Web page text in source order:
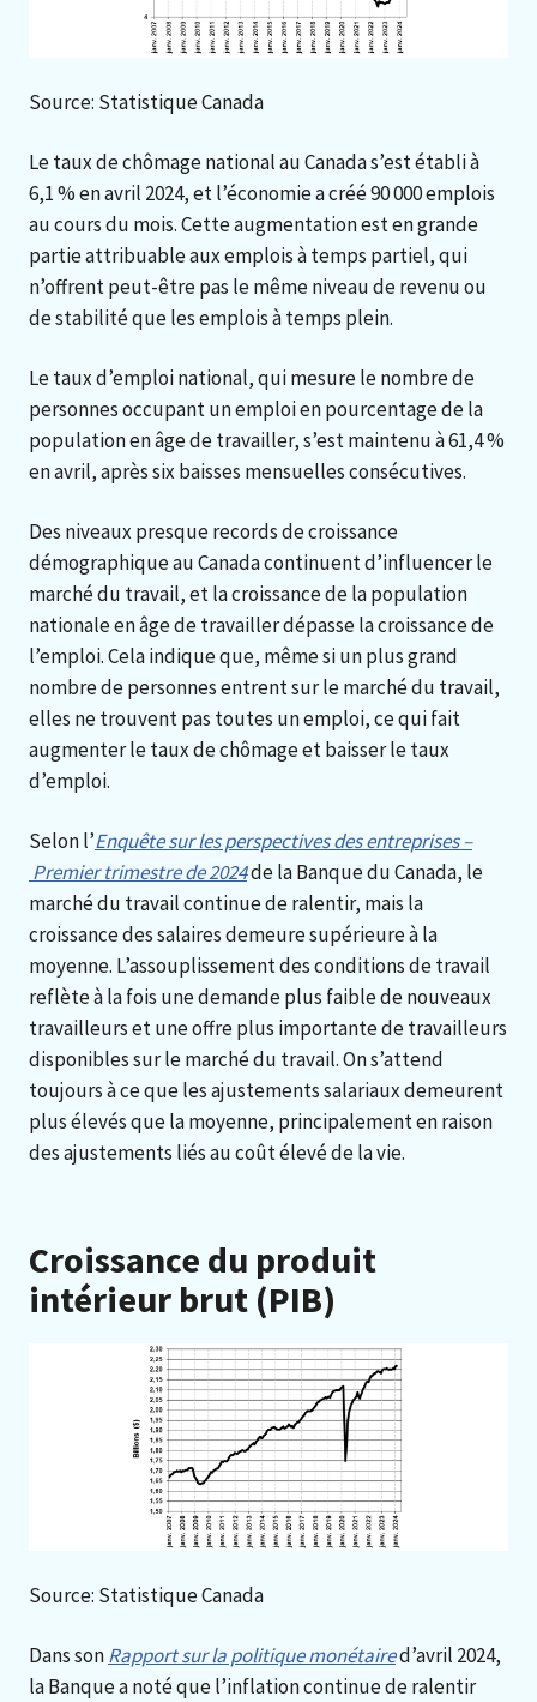
Source: Statistique Canada
Le taux de chômage national au Canada s’est établi à
6,1 % en avril 2024, et l’économie a créé 90 000 emplois
au cours du mois. Cette augmentation est en grande
partie attribuable aux emplois à temps partiel, qui
n’offrent peut-être pas le même niveau de revenu ou
de stabilité que les emplois à temps plein.
Le taux d’emploi national, qui mesure le nombre de
personnes occupant un emploi en pourcentage de la
population en âge de travailler, s’est maintenu à 61,4 %
en avril, après six baisses mensuelles consécutives.
Des niveaux presque records de croissance
démographique au Canada continuent d’influencer le
marché du travail, et la croissance de la population
nationale en âge de travailler dépasse la croissance de
l’emploi. Cela indique que, même si un plus grand
nombre de personnes entrent sur le marché du travail,
elles ne trouvent pas toutes un emploi, ce qui fait
augmenter le taux de chômage et baisser le taux
d’emploi.
Selon l’Enquête sur les perspectives des entreprises –
Premier trimestre de 2024de la Banque du Canada, le
marché du travail continue de ralentir, mais la
croissance des salaires demeure supérieure à la
moyenne. L’assouplissement des conditions de travail
reflète à la fois une demande plus faible de nouveaux
travailleurs et une offre plus importante de travailleurs
disponibles sur le marché du travail. On s’attend
toujours à ce que les ajustements salariaux demeurent
plus élevés que la moyenne, principalement en raison
des ajustements liés au coût élevé de la vie.
Croissance du produit
intérieur brut (PIB)
Source: Statistique Canada
Dans sonRapport sur la politique monétaired’avril 2024,
la Banque a noté que l’inflation continue de ralentir